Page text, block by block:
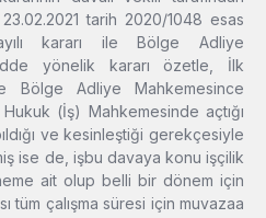
tarih 2020/1048 esas
kararı ile Bölge Adliye
yönelik kararı özetle, İlk
Bölge Adliye Mahkemesince
Hukuk (İş) Mahkemesinde açtığı
ve kesinleştiği gerekçesiyle
ise de, işbu davaya konu işçilik
ait olup belli bir dönem için
tüm çalışma süresi için muvazaa